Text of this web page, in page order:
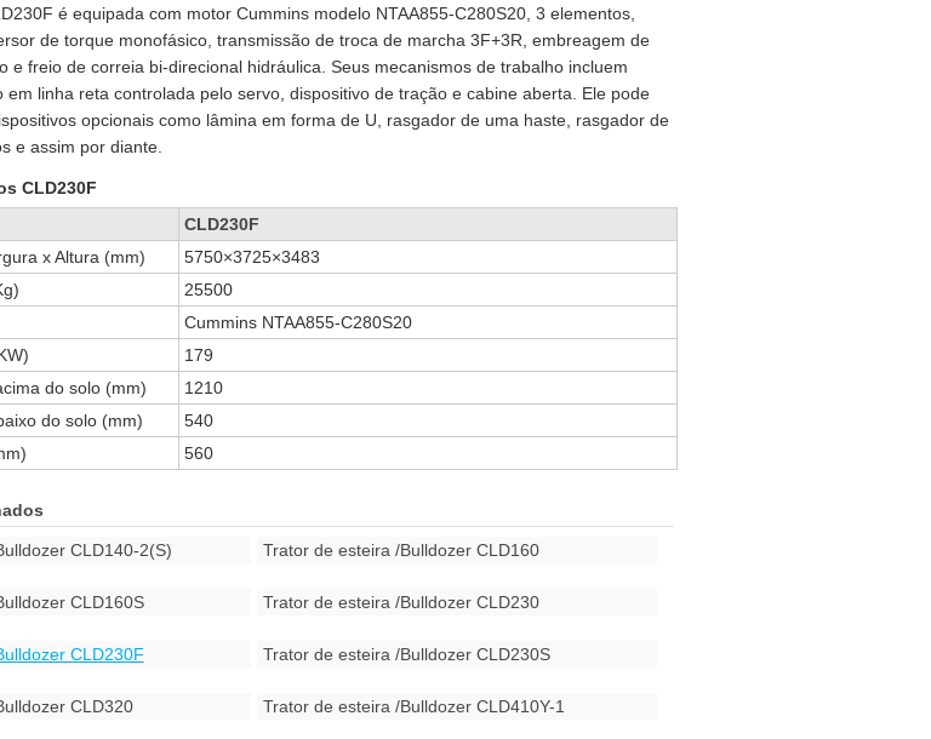
é equipada com motor Cummins modelo NTAA855-C280S20, 3 elementos,
de torque monofásico, transmissão de troca de marcha 3F+3R, embreagem de
e freio de correia bi-direcional hidráulica. Seus mecanismos de trabalho incluem
em linha reta controlada pelo servo, dispositivo de tração e cabine aberta. Ele pode
opcionais como lâmina em forma de U, rasgador de uma haste, rasgador de
e assim por diante.
CLD230F
CLD230F
x Altura (mm)
5750×3725×3483
25500
Cummins NTAA855-C280S20
179
do solo (mm)
1210
do solo (mm)
540
560
CLD140-2(S) Trator de esteira /Bulldozer CLD160
CLD160S Trator de esteira /Bulldozer CLD230
CLD230F Trator de esteira /Bulldozer CLD230S
CLD320 Trator de esteira /Bulldozer CLD410Y-1